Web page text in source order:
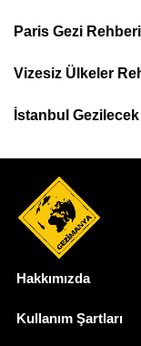
Top
Menu
Paris Gezi Rehberi
Vizesiz Ülkeler
İstanbul
Hakkımızda
Kullanım Şartları